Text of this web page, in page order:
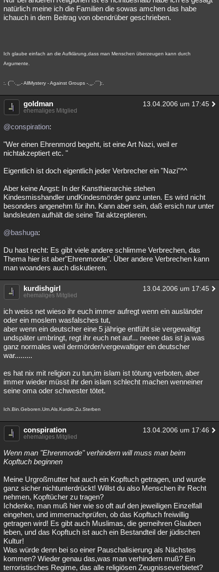
natürlich meine ich die Familien die sowas amchen das habe
ichauch in dem Beitrag von obendrüber geschrieben.
Ich glaube einfach an die Aufklärung,dass man Menschen überzeugen kann durch
Argumente.
:. (¯`·.¸¸.- AllMystery - Against Groups -.¸¸.·´¯):.
goldman 13.04.2006 um 17:45
ehemaliges Mitglied
@conspiration:
"Wer einen Ehrenmord begeht, ist eine Art Nazi, weil er
nichtakzeptiert etc. "
Eigentlich ist doch eigentlich jeder Verbrecher ein "Nazi"^^
Aber keine Angst: In der Kansthierarchie stehen
Kindesmisshandler undKindesmörder ganz unten. Es wird nicht
besonders angenehm für ihn. Kann aber sein, daß ersich nur unter
landsleuten aufhält die seine Tat aktzeptieren.
@bashuga:
Du hast recht: Es gibt viele andere schlimme Verbrechen, das
Thema hier ist aber"Ehrenmorde". Über andere Verbrechen kann
man woanders auch diskutieren.
kurdishgirl 13.04.2006 um 17:45
ehemaliges Mitglied
ich weiss net wieso ihr euch immer aufregt wenn ein ausländer
oder ein moslem wasfalsches tut,
aber wenn ein deutscher eine 5 jährige entfüht sie vergewaltigt
undspäter umbringt, regt ihr euch net auf... neeee das ist ja was
ganz normales weil dermörder/vergewaltiger ein deutscher
war.........
es hat nix mit religion zu tun,im islam ist tötung verboten, aber
immer wieder müsst ihr den islam schlecht machen wenneiner
seine oma oder schwester tötet.
Ich.Bin.Geboren.Um.Als.Kurdin.Zu.Sterben
conspiration 13.04.2006 um 17:46
ehemaliges Mitglied
Wenn man "Ehrenmorde" verhindern will muss man beim
Kopftuch beginnen
Meine Urgroßmutter hat auch ein Kopftuch getragen, und wurde
ganz sicher nichtunterdrückt! Willst du also Menschen ihr Recht
nehmen, Kopftücher zu tragen?
Ichdenke, man muß hier wie so oft auf den jeweiligen Einzelfall
eingehen, und immernachprüfen, ob das Kopftuch freiwillig
getragen wird! Es gibt auch Muslimas, die gerneihren Glauben
leben, und das Kopftuch ist auch ein Bestandteil der jüdischen
Kultur!
Was würde denn bei so einer Pauschalisierung als Nächstes
kommen? Wieder genau das,was man verhindern muß? Ein
terroristisches Regime, das alle religiösen Zeugnisseverbietet?